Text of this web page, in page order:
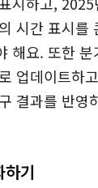
시간 표시를
해요. 또한
업데이트하
결과를 반영
기